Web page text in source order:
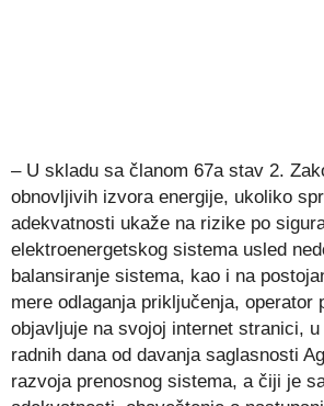
– U skladu sa članom 67a stav 2.
obnovljivih izvora energije, ukoliko
adekvatnosti ukaže na rizike po
elektroenergetskog sistema usled
balansiranje sistema, kao i na
mere odlaganja priključenja, operator
objavljuje na svojoj internet stranici,
radnih dana od davanja saglasnosti
razvoja prenosnog sistema, a čiji je